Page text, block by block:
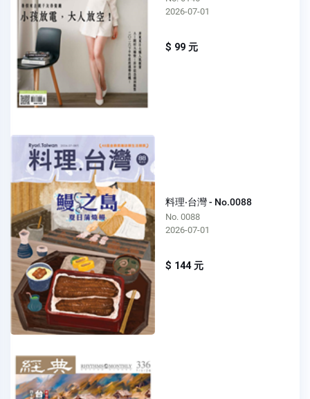
2026-07-01
$ 99 元
料理‧台灣 - No.0088
No. 0088
2026-07-01
$ 144 元